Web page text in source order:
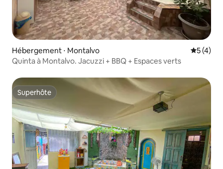
Hébergement ⋅ Montalvo
5 (4)
Quinta à Montalvo. Jacuzzi + BBQ + Espaces verts
Superhôte
Superhôte